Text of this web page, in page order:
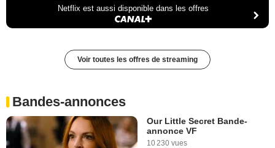
Netflix est aussi disponible dans les offres
Voir toutes les offres de streaming
Bandes-annonces
Our Little Secret Bande-
annonce VF
10 230 vues